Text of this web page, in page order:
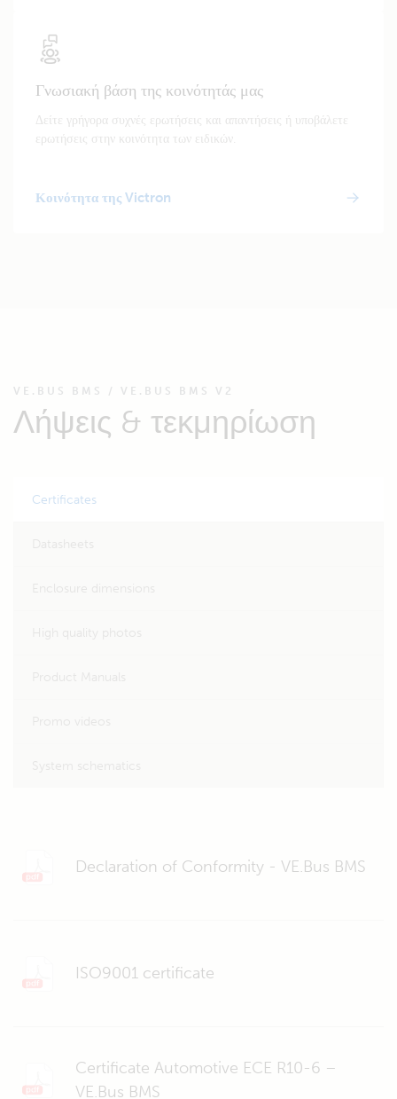
Γνωσιακή βάση της κοινότητάς μας
Δείτε γρήγορα συχνές ερωτήσεις και απαντήσεις ή υποβάλετε
ερωτήσεις στην κοινότητα των ειδικών.
Κοινότητα της Victron
VE.BUS BMS / VE.BUS BMS V2
Λήψεις & τεκμηρίωση
Certificates
Declaration of Conformity - VE.Bus BMS
ISO9001 certificate
Certificate Automotive ECE R10-6 –
VE.Bus BMS